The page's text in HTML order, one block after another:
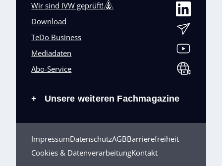
Wir sind IVW geprüft!
Download
TeDo Business
Mediadaten
Abo-Service
+ Unsere weiteren Fachmagazine
ImpressumDatenschutzAGBBarrierefreiheit
Cookies & DatenverarbeitungKontakt